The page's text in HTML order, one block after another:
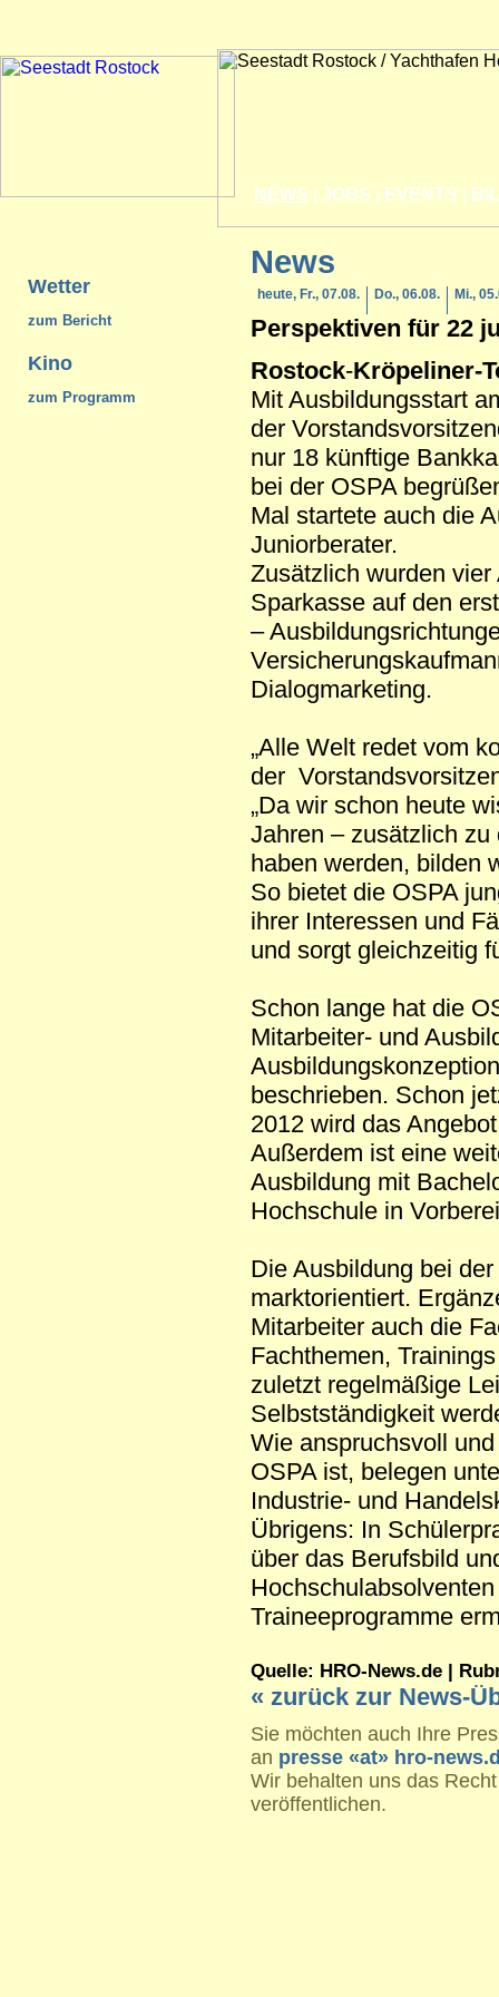
NEWS JOBS EVENTS
Wetter
zum Bericht
Kino
zum Programm
News
heute, Fr., 07.08. Do., 06.08. Mi.,
Perspektiven für 22
Rostock-Kröpeliner-
Mit Ausbildungsstart
der
nur 18 künftige
bei der OSPA
Mal startete auch die
Juniorberater.
Zusätzlich wurden
Sparkasse auf den
–
Dialogmarketing.
„Alle Welt redet vom
der
„Da wir schon heute
Jahren – zusätzlich
haben werden, bilden
So bietet die OSPA
ihrer Interessen und
und sorgt gleichzeitig
Schon lange hat die
Mitarbeiter- und
beschrieben. Schon
2012 wird das
Außerdem ist eine
Ausbildung mit
Hochschule in
Die Ausbildung bei
marktorientiert.
Mitarbeiter auch die
Fachthemen,
zuletzt regelmäßige
Selbstständigkeit
Wie anspruchsvoll
OSPA ist, belegen
Industrie- und
Übrigens: In
über das Berufsbild
Traineeprogramme
Quelle: HRO-News.de |
« zurück zur News-
Sie möchten auch Ihre
an presse «at» hro-
Wir behalten uns das
veröffentlichen.